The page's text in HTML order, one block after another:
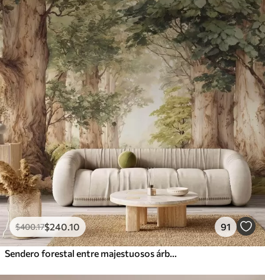
$400.17$240 .10 91